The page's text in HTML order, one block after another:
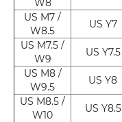
W8
US M7 /
W8.5
US Y7
US M7.5 /
W9
US Y7.5
US M8 /
W9.5
US Y8
US M8.5 /
W10
US Y8.5